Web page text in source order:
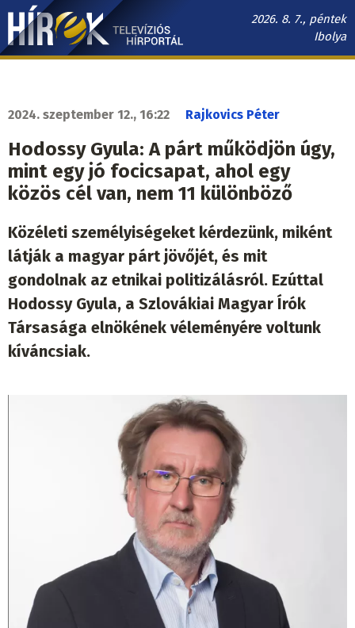
Ugrás
tartalomra
2026. 8. 7., péntek
Ibolya
Hírek.sk
2024. szeptember 12., 16:22 Rajkovics Péter
Hodossy Gyula: A párt működjön úgy,
mint egy jó focicsapat, ahol egy
közös cél van, nem 11 különböző
Közéleti személyiségeket kérdezünk, miként
látják a magyar párt jövőjét, és mit
gondolnak az etnikai politizálásról. Ezúttal
Hodossy Gyula, a Szlovákiai Magyar Írók
Társasága elnökének véleményére voltunk
kíváncsiak.